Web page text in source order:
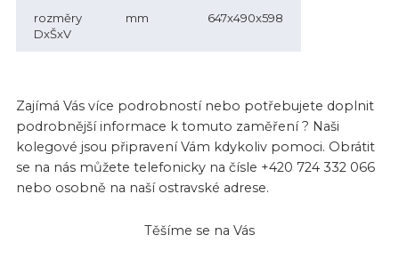
rozměry
DxŠxV
mm 647x490x598
Zajímá Vás více podrobností nebo potřebujete doplnit
podrobnější informace k tomuto zaměření ? Naši
kolegové jsou připravení Vám kdykoliv pomoci. Obrátit
se na nás můžete telefonicky na čísle +420 724 332 066
nebo osobně na naší ostravské adrese.
Těšíme se na Vás